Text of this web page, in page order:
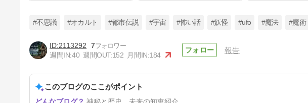
か――首切れ馬と年餅を伴う大
晦日の来訪神
10日前
#不思議 #オカルト #都市伝説 #宇宙 #怖い話 #妖怪 #ufo #魔法 #魔術
2113292
7
週間IN:40 週間OUT:152 月間IN:184
報告
このブログのここがポイント